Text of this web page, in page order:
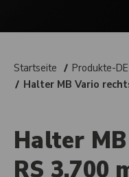
Startseite Produkte-DE
Halter MB Vario
Halter
RS 3.700